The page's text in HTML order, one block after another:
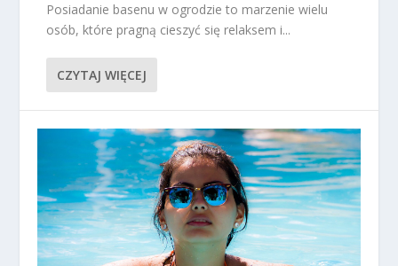
Posiadanie basenu w ogrodzie to marzenie wielu
osób, które pragną cieszyć się relaksem i...
CZYTAJ WIĘCEJ